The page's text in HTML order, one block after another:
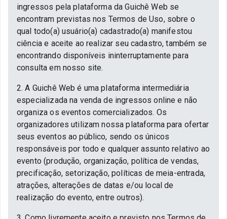
ingressos pela plataforma da Guichê Web se
encontram previstas nos Termos de Uso, sobre o
qual todo(a) usuário(a) cadastrado(a) manifestou
ciência e aceite ao realizar seu cadastro, também se
encontrando disponíveis ininterruptamente para
consulta em nosso site.
2. A Guichê Web é uma plataforma intermediária
especializada na venda de ingressos online e não
organiza os eventos comercializados. Os
organizadores utilizam nossa plataforma para ofertar
seus eventos ao público, sendo os únicos
responsáveis por todo e qualquer assunto relativo ao
evento (produção, organização, política de vendas,
precificação, setorização, políticas de meia-entrada,
atrações, alterações de datas e/ou local de
realização do evento, entre outros).